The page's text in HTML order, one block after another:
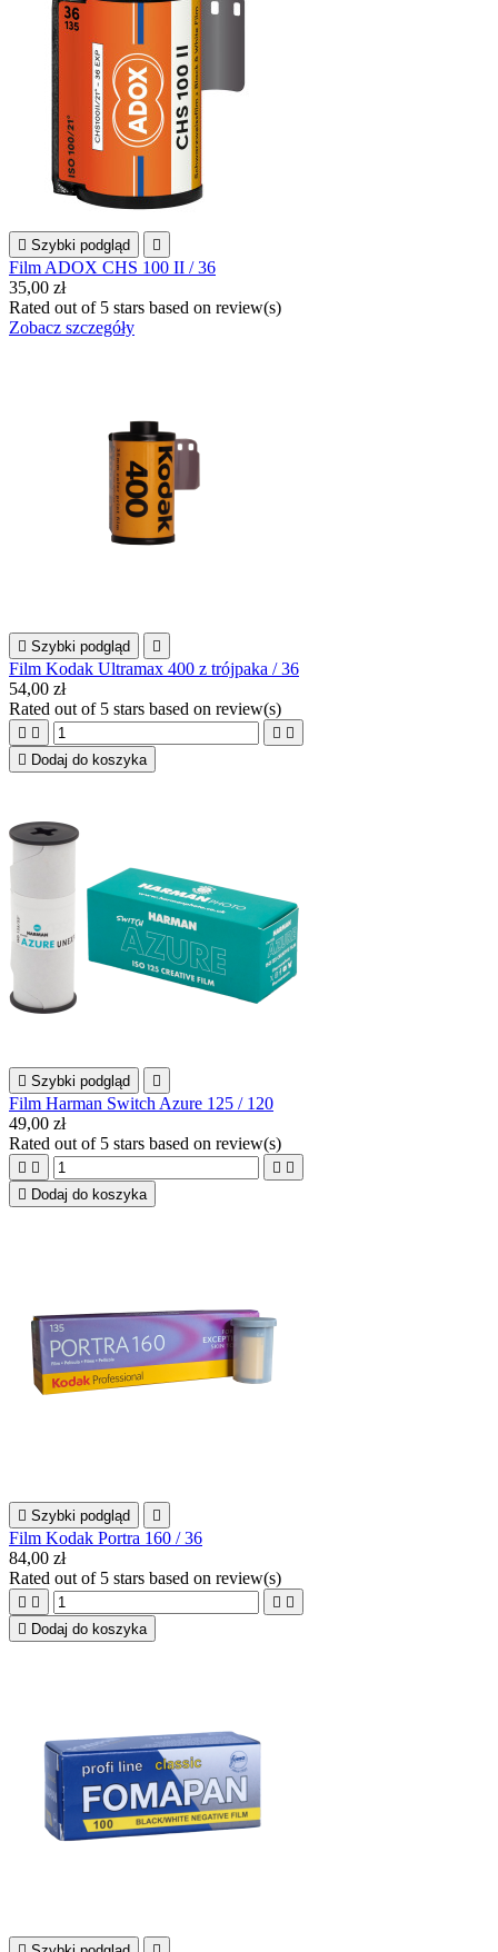
 Szybki podgląd 
Film ADOX CHS 100 II / 36
35,00 zł
Rated out of 5 stars based on review(s)
Zobacz szczegóły
 Szybki podgląd 
Film Kodak Ultramax 400 z trójpaka / 36
54,00 zł
Rated out of 5 stars based on review(s)
   
 Dodaj do koszyka
 Szybki podgląd 
Film Harman Switch Azure 125 / 120
49,00 zł
Rated out of 5 stars based on review(s)
   
 Dodaj do koszyka
 Szybki podgląd 
Film Kodak Portra 160 / 36
84,00 zł
Rated out of 5 stars based on review(s)
   
 Dodaj do koszyka